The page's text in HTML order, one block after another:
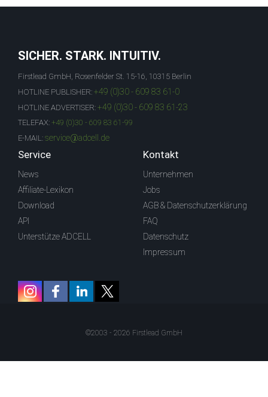
SICHER. STARK. INTUITIV.
Firstlead GmbH, Rosenfelder St. 15-16, 10315 Berlin
HOTLINE PUBLISHER: +49 (0)30 - 609 83 61-0
HOTLINE ADVERTISER: +49 (0)30 - 609 83 61-23
TELEFAX: +49 (0)30 - 609 83 61-99
E-MAIL: service@adcell.de
Service
News
Affiliate-Lexikon
Download
API
Unterstütze ADCELL
Kontakt
Unternehmen
Jobs
AGB & Datenschutzerklärung
FAQ
Datenschutz
Impressum
©2003 - 2026 Firstlead GmbH